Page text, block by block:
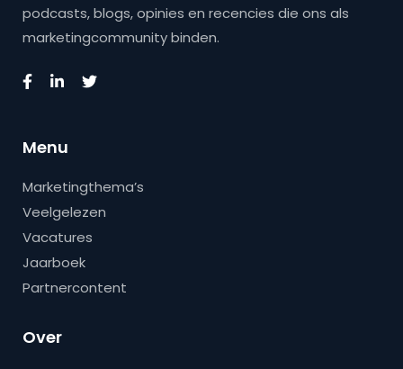
podcasts, blogs, opinies en recencies die ons als
marketingcommunity binden.
Menu
Marketingthema’s
Veelgelezen
Vacatures
Jaarboek
Partnercontent
Over